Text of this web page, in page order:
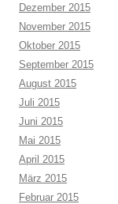
Dezember 2015
November 2015
Oktober 2015
September 2015
August 2015
Juli 2015
Juni 2015
Mai 2015
April 2015
März 2015
Februar 2015